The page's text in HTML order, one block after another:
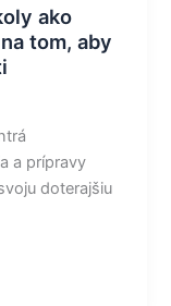
ako
tom, aby
a prípravy
doterajšiu